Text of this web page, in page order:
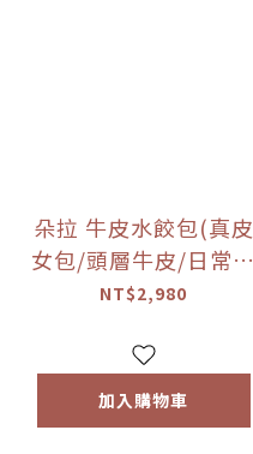
朵拉 牛皮水餃包(真皮
女包/頭層牛皮/日常百
搭)
NT$2,980
加入購物車